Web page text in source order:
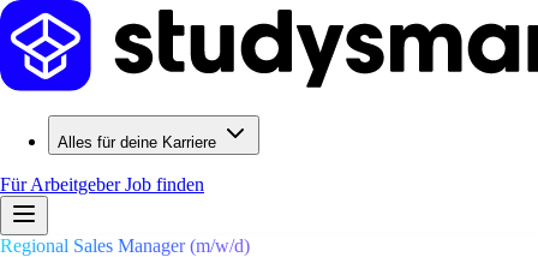
Alles für deine Karriere
Für ArbeitgeberJob finden
Regional Sales Manager (m/w/d)